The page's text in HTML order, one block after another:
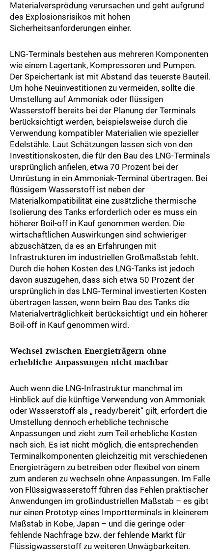
Materialversprödung verursachen und geht aufgrund
des Explosionsrisikos mit hohen
Sicherheitsanforderungen einher.
LNG-Terminals bestehen aus mehreren Komponenten
wie einem Lagertank, Kompressoren und Pumpen.
Der Speichertank ist mit Abstand das teuerste Bauteil.
Um hohe Neuinvestitionen zu vermeiden, sollte die
Umstellung auf Ammoniak oder flüssigen
Wasserstoff bereits bei der Planung der Terminals
berücksichtigt werden, beispielsweise durch die
Verwendung kompatibler Materialien wie spezieller
Edelstähle. Laut Schätzungen lassen sich von den
Investitionskosten, die für den Bau des LNG-Terminals
ursprünglich anfielen, etwa 70 Prozent bei der
Umrüstung in ein Ammoniak-Terminal übertragen. Bei
flüssigem Wasserstoff ist neben der
Materialkompatibilität eine zusätzliche thermische
Isolierung des Tanks erforderlich oder es muss ein
höherer Boil-off in Kauf genommen werden. Die
wirtschaftlichen Auswirkungen sind schwieriger
abzuschätzen, da es an Erfahrungen mit
Infrastrukturen im industriellen Großmaßstab fehlt.
Durch die hohen Kosten des LNG-Tanks ist jedoch
davon auszugehen, dass sich etwa 50 Prozent der
ursprünglich in das LNG-Terminal investierten Kosten
übertragen lassen, wenn beim Bau des Tanks die
Materialverträglichkeit berücksichtigt und ein höherer
Boil-off in Kauf genommen wird.
Wechsel zwischen Energieträgern ohne
erhebliche Anpassungen nicht machbar
Auch wenn die LNG-Infrastruktur manchmal im
Hinblick auf die künftige Verwendung von Ammoniak
oder Wasserstoff als „ ready/bereit“ gilt, erfordert die
Umstellung dennoch erhebliche technische
Anpassungen und zieht zum Teil erhebliche Kosten
nach sich. Es ist nicht möglich, die entsprechenden
Terminalkomponenten gleichzeitig mit verschiedenen
Energieträgern zu betreiben oder flexibel von einem
zum anderen zu wechseln ohne Anpassungen. Im Falle
von Flüssigwasserstoff führen das Fehlen praktischer
Anwendungen im großindustriellen Maßstab – es gibt
nur einen Prototyp eines Importterminals in kleinerem
Maßstab in Kobe, Japan – und die geringe oder
fehlende Nachfrage bzw. der fehlende Markt für
Flüssigwasserstoff zu weiteren Unwägbarkeiten.